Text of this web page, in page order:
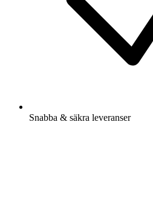
Snabba & säkra leveranser